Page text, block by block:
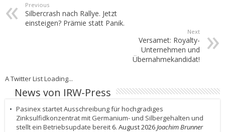
Previous
Silbercrash nach Rallye. Jetzt
einsteigen? Prämie statt Panik.
Next
Versamet: Royalty-
Unternehmen und
Übernahmekandidat!
A Twitter List Loading...
News von IRW-Press
Pasinex startet Ausschreibung für hochgradiges
Zinksulfidkonzentrat mit Germanium- und Silbergehalten und
stellt ein Betriebsupdate bereit 6. August 2026 Joachim Brunner